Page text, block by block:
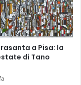
a Pisa: la
di Tano